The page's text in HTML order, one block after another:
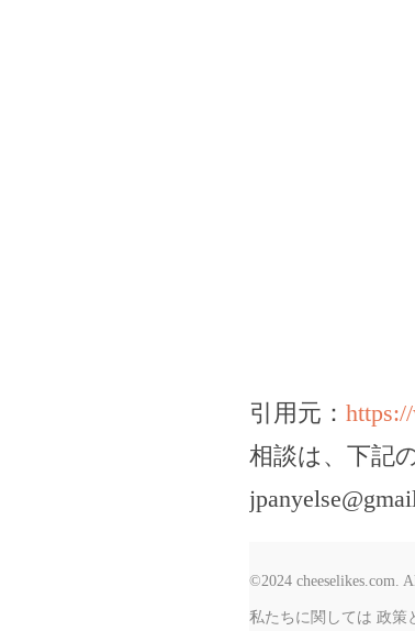
引用元：
相談は、下記
©2024 cheeselikes.com.
私たちに関しては 政策